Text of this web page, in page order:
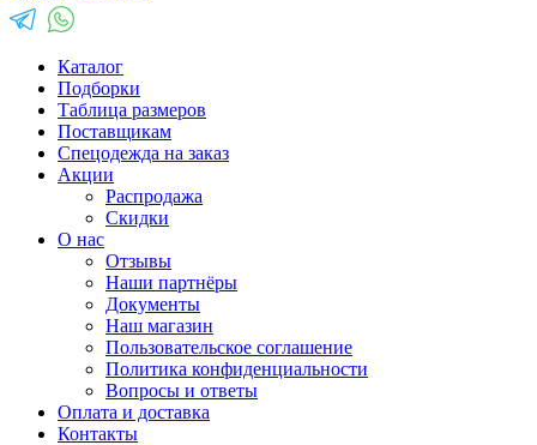
Каталог
Подборки
Таблица размеров
Поставщикам
Спецодежда на заказ
Акции
Распродажа
Скидки
О нас
Отзывы
Наши партнёры
Документы
Наш магазин
Пользовательское соглашение
Политика конфиденциальности
Вопросы и ответы
Оплата и доставка
Контакты